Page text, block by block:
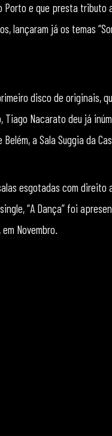
e que presta tributo
já os temas
disco de originais,
Tiago Nacarato deu já
a Sala Suggia da
esgotadas com direito
“A Dança” foi
Novembro.